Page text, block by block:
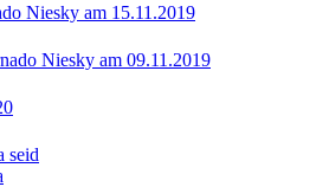
Niesky am 15.11.2019
Niesky am 09.11.2019
seid